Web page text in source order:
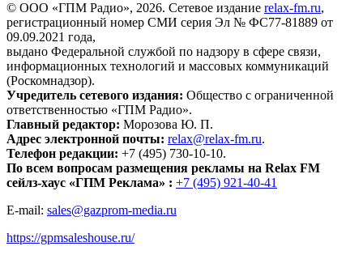
© ООО «ГПМ Радио», 2026. Сетевое издание relax-fm.ru,
регистрационный номер СМИ серия Эл № ФС77-81889 от
09.09.2021 года,
выдано Федеральной службой по надзору в сфере связи,
информационных технологий и массовых коммуникаций
(Роскомнадзор).
Учредитель сетевого издания: Общество с ограниченной
ответственностью «ГПМ Радио».
Главный редактор: Морозова Ю. П.
Адрес электронной почты: relax@relax-fm.ru.
Телефон редакции: +7 (495) 730-10-10.
По всем вопросам размещения рекламы на Relax FM
сейлз-хаус «ГПМ Реклама» : +7 (495) 921-40-41
E-mail: sales@gazprom-media.ru
https://gpmsaleshouse.ru/